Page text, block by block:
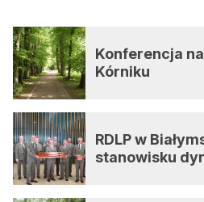
Zostań autorem
Archiwum
Kontakt
Konferencja
Kórniku
RDLP w
stanowisku